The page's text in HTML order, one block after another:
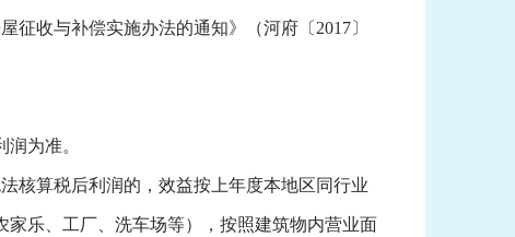
收与补偿实施办法的通知》（河府〔2017〕
为准。
算税后利润的，效益按上年度本地区同行业
乐、工厂、洗车场等），按照建筑物内营业面